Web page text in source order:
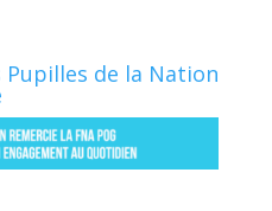
de la Nation